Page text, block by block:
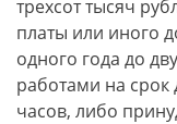
трехсот тысяч
платы или иного
одного года до
работами на срок
часов, либо